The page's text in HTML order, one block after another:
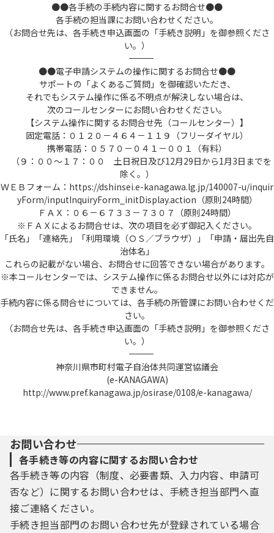
●●各手続の手続内容に関するお問合せ●●
各手続の担当課にお問い合わせください。
（お問合せ先は、各手続き申込画面の「手続き説明」を御参照くださ
い。）
――――――――――――――――――――――――――――――――――――――――――――――――――
●●電子申請システムの操作に関するお問合せ●●
サポートの「よくあるご質問」を御確認いただき、
それでもシステム操作に係る不明点が解決しない場合は、
次のコールセンターにお問い合わせください。
【システム操作に関するお問合せ先（コールセンター）】
固定電話：０１２０－４６４－１１９（フリーダイヤル）
携帯電話：０５７０－０４１－００１（有料）
（９：００～１７：００ 土日祝日及び12月29日から1月3日までを
除く。）
ＷＥＢフォーム：https://dshinsei.e-kanagawa.lg.jp/140007-u/inquir
yForm/inputInquiryForm_initDisplay.action（原則24時間）
ＦＡＸ：０６－６７３３－７３０７（原則24時間）
※ＦＡＸによるお問合せは、次の項目を必ず御記入ください。
「氏名」「連絡先」「利用環境（ＯＳ／ブラウザ）」「申請・届出先自
治体名」
これらの記載がない場合、お問合せに回答できない場合があります。
※本コールセンターでは、システム操作に係るお問合せ以外には対応が
できません。
手続内容に係る問合せについては、各手続の所管課にお問い合わせくだ
さい。
（お問合せ先は、各手続き申込画面の「手続き説明」を御参照くださ
い。）
――――――――――――――――――――――――――――――――――――――――――――――――――
神奈川県市町村電子自治体共同運営協議会
(e-KANAGAWA)
http://www.pref.kanagawa.jp/osirase/0108/e-kanagawa/
お問い合わせ
各手続き等の内容に関するお問い合わせ
各手続き等の内容（制度、必要書類、入力内容、申請可
否など）に関するお問い合わせは、手続き担当部門へ直
接ご連絡ください。
手続き担当部門のお問い合わせ先が登録されている場合